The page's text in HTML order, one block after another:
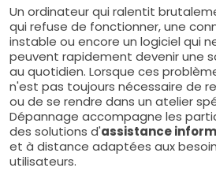
Un ordinateur qui ralentit
qui refuse de fonctionner, une
instable ou encore un logiciel qui
peuvent rapidement devenir une
au quotidien. Lorsque ces
n'est pas toujours nécessaire de
ou de se rendre dans un atelier
Dépannage accompagne les
des solutions d'assistance
et à distance adaptées aux
utilisateurs.